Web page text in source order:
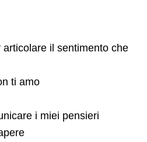
il sentimento che
ti amo
i miei pensieri